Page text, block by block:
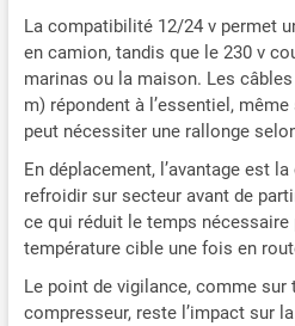
La compatibilité 12/24 v permet
en camion, tandis que le 230 v
marinas ou la maison. Les
m) répondent à l’essentiel,
peut nécessiter une rallonge
En déplacement, l’avantage est
refroidir sur secteur avant de
ce qui réduit le temps nécessaire
température cible une fois en
Le point de vigilance, comme
compresseur, reste l’impact sur